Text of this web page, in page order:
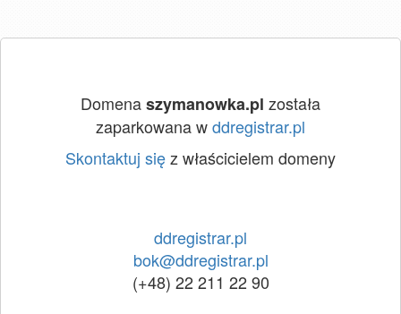
Domenaszymanowka.pl została
zaparkowana wddregistrar.pl
Skontaktuj sięz właścicielem domeny
ddregistrar.pl
bok@ddregistrar.pl
(+48) 22 211 22 90